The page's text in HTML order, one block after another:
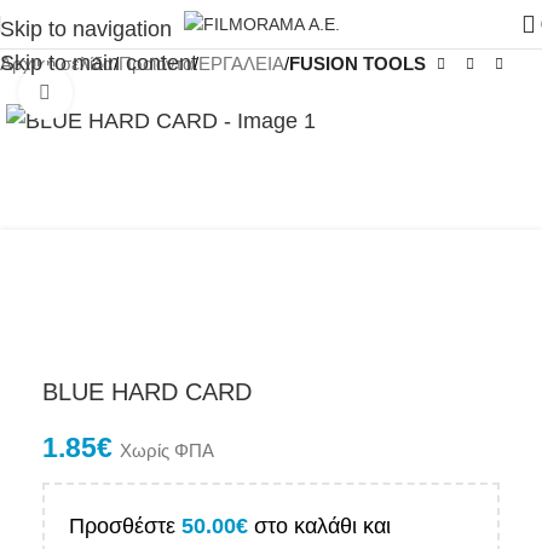
Skip to navigation
Skip to main content
Αρχική σελίδα Προϊόντα ΕΡΓΑΛΕΙΑ FUSION TOOLS
BLUE HARD CARD
1.85€ Χωρίς ΦΠΑ
Προσθέστε 50.00€ στο καλάθι και